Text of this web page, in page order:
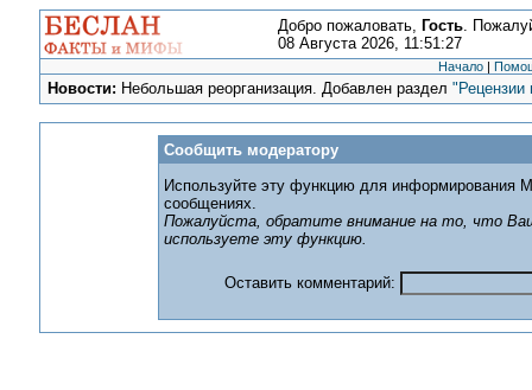
Добро пожаловать, Гость.
08 Августа 2026, 11:51:27
Начало |
Новости: Небольшая реорганизация. Добавлен раздел"Рецензии
Сообщить модератору
Используйте эту функцию для информирования
сообщениях.
Пожалуйста, обратите внимание на то, что
используете эту функцию.
Оставить комментарий: